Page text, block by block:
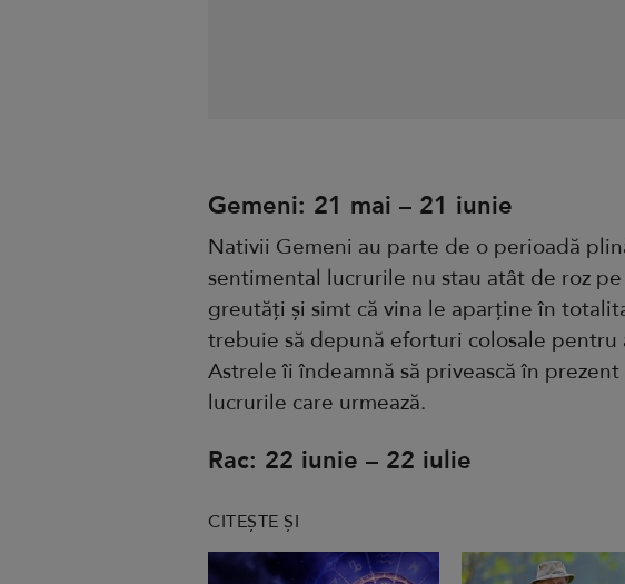
Gemeni: 21 mai – 21 iunie
Nativii Gemeni au parte de o perioadă
sentimental lucrurile nu stau atât de roz
greutăți și simt că vina le aparține în
trebuie să depună eforturi colosale
Astrele îi îndeamnă să privească în
lucrurile care urmează.
Rac: 22 iunie – 22 iulie
CITEȘTE ȘI